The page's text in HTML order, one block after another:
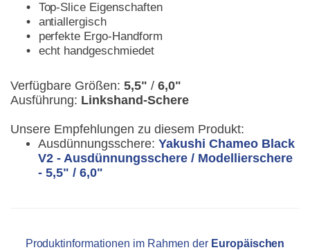
Top-Slice Eigenschaften
antiallergisch
perfekte Ergo-Handform
echt handgeschmiedet
Verfügbare Größen: 5,5" /6,0"
Ausführung: Linkshand-Schere
Unsere Empfehlungen zu diesem Produkt:
Ausdünnungsschere:Yakushi Chameo Black
V2 - Ausdünnungsschere / Modellierschere
- 5,5" / 6,0"
Produktinformationen im Rahmen der Europäischen